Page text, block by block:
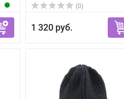
(0)
1 320 руб.